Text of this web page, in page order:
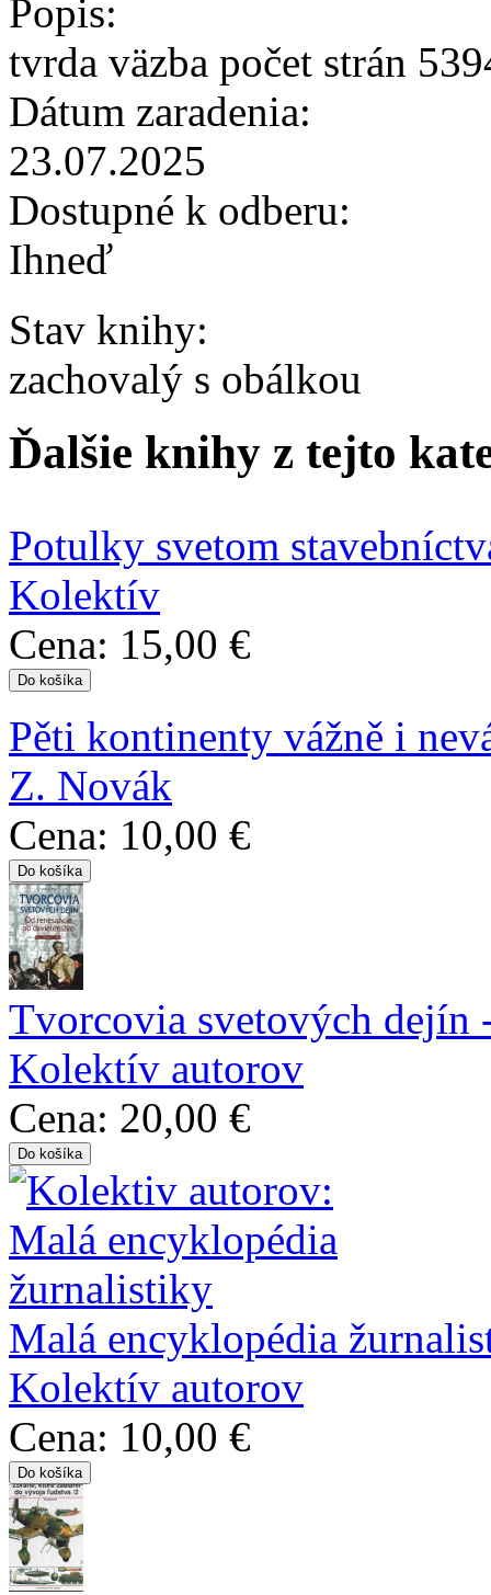
Popis:
tvrda väzba počet strán
Dátum zaradenia:
23.07.2025
Dostupné k odberu:
Ihneď
Stav knihy:
zachovalý s obálkou
Ďalšie knihy z tejto
Potulky svetom
Kolektív
Cena: 15,00 €
Pěti kontinenty vážně i
Z. Novák
Cena: 10,00 €
Tvorcovia svetových dejín
Kolektív autorov
Cena: 20,00 €
Malá encyklopédia
Kolektív autorov
Cena: 10,00 €